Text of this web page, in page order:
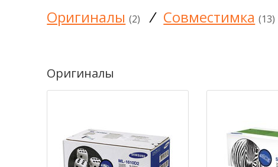
Оригиналы (2) / Совместимка (13)
Оригиналы